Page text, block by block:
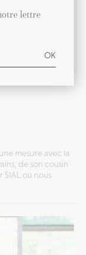
mesure avec la
de son cousin
où nous
lettre